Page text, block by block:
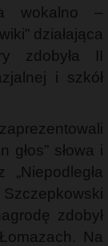
wokalno –
działająca
zdobyła II
i szkół
głos” słowa i
zdobył
Na